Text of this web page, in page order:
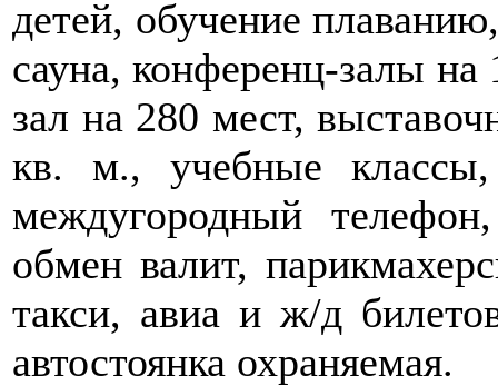
детей, обучение
сауна, конференц-залы
зал на 280 мест,
кв. м., учебные классы,
междугородный
обмен валит,
такси, авиа и ж/д
автостоянка охраняемая.